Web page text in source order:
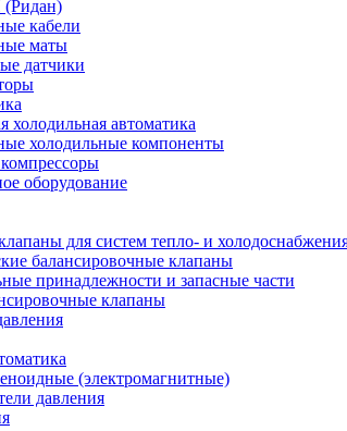
кабели
маты
датчики
холодильная автоматика
холодильные компоненты
оборудование
для систем тепло- и
балансировочные клапаны
принадлежности и запасные части
клапаны
(электромагнитные)
давления